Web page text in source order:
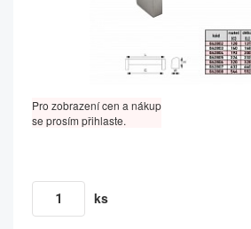
Pro zobrazení cen a nákup
se prosím přihlaste.
ks